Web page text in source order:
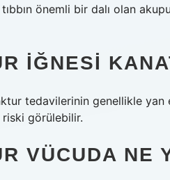
önemli bir dalı olan
IĞNESI
tedavilerinin genellikle
görülebilir.
VÜCUDA NE